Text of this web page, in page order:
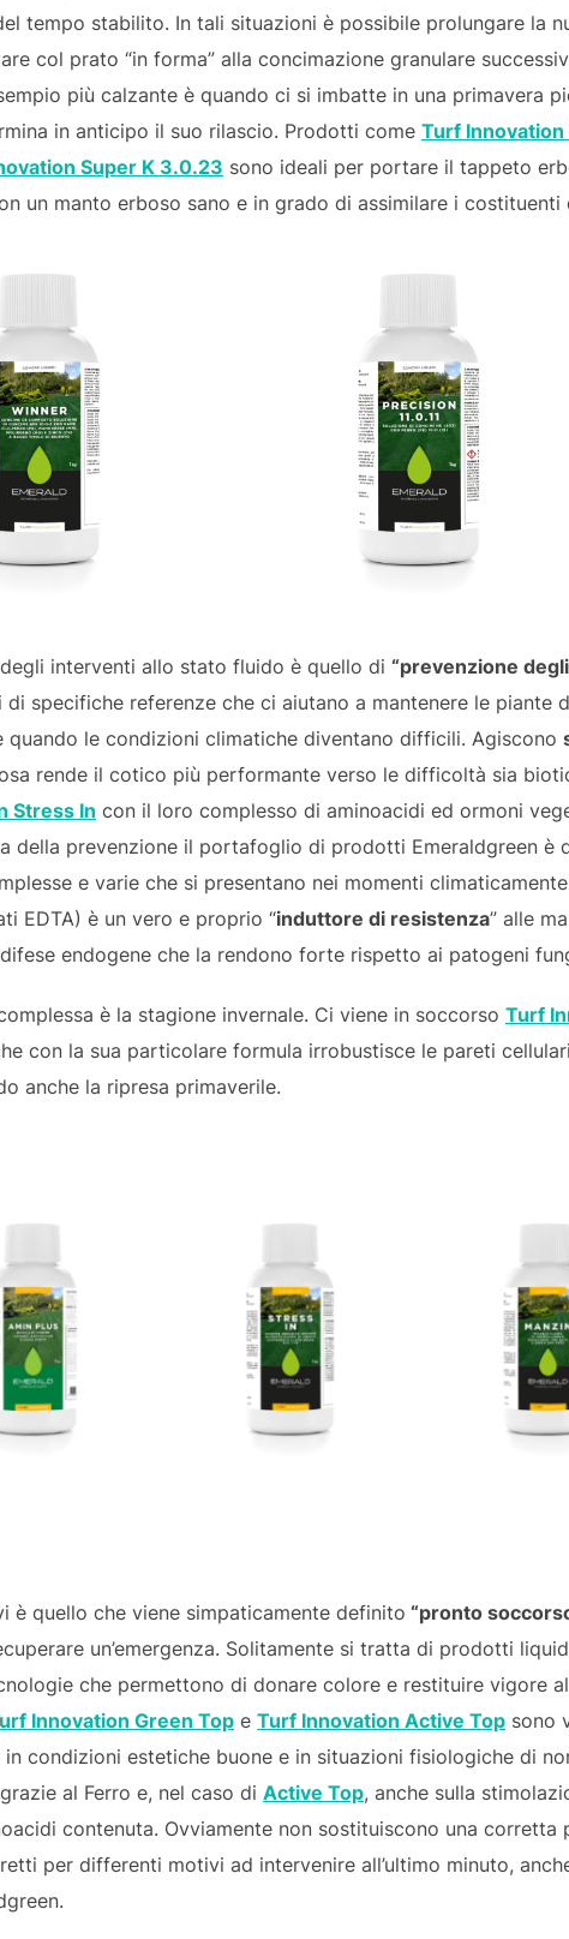
tempo stabilito. In tali situazioni è possibile prolungare la
col prato “in forma” alla concimazione granulare
più calzante è quando ci si imbatte in una primavera
in anticipo il suo rilascio. Prodotti come Turf
Super K 3.0.23 sono ideali per portare il tappeto
un manto erboso sano e in grado di assimilare i
interventi allo stato fluido è quello di “prevenzione
di specifiche referenze che ci aiutano a mantenere le
quando le condizioni climatiche diventano difficili. Agiscono
rende il cotico più performante verso le difficoltà sia
Stress In con il loro complesso di aminoacidi ed ormoni
della prevenzione il portafoglio di prodotti Emeraldgreen
e varie che si presentano nei momenti
EDTA) è un vero e proprio “induttore di resistenza” alle
endogene che la rendono forte rispetto ai patogeni
è la stagione invernale. Ci viene in soccorso Turf
con la sua particolare formula irrobustisce le pareti
anche la ripresa primaverile.
è quello che viene simpaticamente definito “pronto
un’emergenza. Solitamente si tratta di prodotti
che permettono di donare colore e restituire vigore
Innovation Green Top e Turf Innovation Active Top sono
condizioni estetiche buone e in situazioni fisiologiche di
al Ferro e, nel caso di Active Top, anche sulla
contenuta. Ovviamente non sostituiscono una
per differenti motivi ad intervenire all’ultimo minuto,